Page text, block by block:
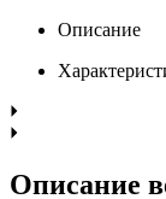
Описание
Описание